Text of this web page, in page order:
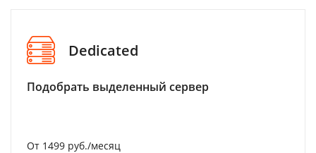
Dedicated
Подобрать выделенный сервер
От 1499 руб./месяц